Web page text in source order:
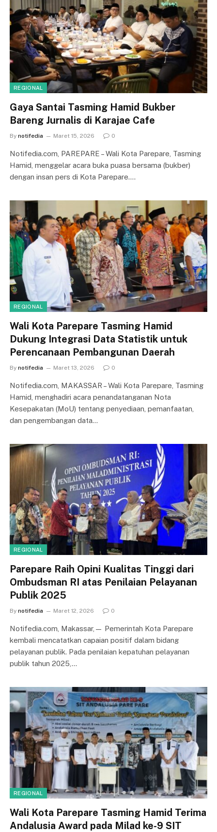
REGIONAL
Gaya Santai Tasming Hamid Bukber
Bareng Jurnalis di Karajae Cafe
By notifedia Maret 15, 2026 0
Notifedia.com, PAREPARE – Wali Kota Parepare, Tasming
Hamid, menggelar acara buka puasa bersama (bukber)
dengan insan pers di Kota Parepare.…
REGIONAL
Wali Kota Parepare Tasming Hamid
Dukung Integrasi Data Statistik untuk
Perencanaan Pembangunan Daerah
By notifedia Maret 13, 2026 0
Notifedia.com, MAKASSAR – Wali Kota Parepare, Tasming
Hamid, menghadiri acara penandatanganan Nota
Kesepakatan (MoU) tentang penyediaan, pemanfaatan,
dan pengembangan data…
REGIONAL
Parepare Raih Opini Kualitas Tinggi dari
Ombudsman RI atas Penilaian Pelayanan
Publik 2025
By notifedia Maret 12, 2026 0
Notifedia.com, Makassar,— Pemerintah Kota Parepare
kembali mencatatkan capaian positif dalam bidang
pelayanan publik. Pada penilaian kepatuhan pelayanan
publik tahun 2025,…
REGIONAL
Wali Kota Parepare Tasming Hamid Terima
Andalusia Award pada Milad ke-9 SIT